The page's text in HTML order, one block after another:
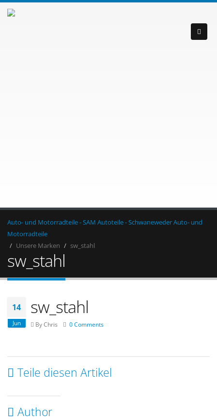
Auto- und Motorradteile - SAM Autoteile - Schwaneweder Auto- und
Motorradteile
Unsere Marken
sw_stahl
sw_stahl
14
Jun
sw_stahl
By Chris 0 Comments
Teile diesen Artikel
Author